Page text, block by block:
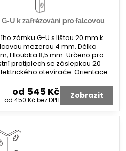
U k zafrézování pro falcovou
zámku G-U s lištou 20 mm k
mezerou 4 mm. Délka
Hloubka 8,5 mm. Určeno pro
protiplech se záslepkou 20
otevírače. Orientace
od 545 Kč
od 450 Kčbez DPH Zobrazit